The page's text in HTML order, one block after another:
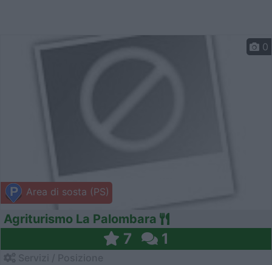
Area di sosta (PS)
0
Agriturismo La Palombara
7 1